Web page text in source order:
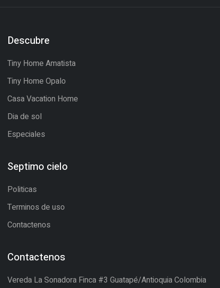
Descubre
Tiny Home Amatista
Tiny Home Opalo
Casa Vacation Home
Dia de sol
Especiales
Septimo cielo
Politicas
Terminos de uso
Contactenos
Contactenos
Vereda La Sonadora Finca #3 Guatapé/Antioquia Colombia